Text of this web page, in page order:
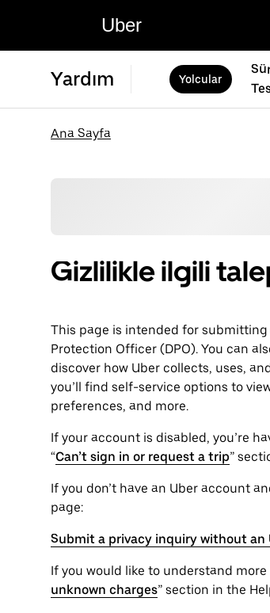
Uber
Yardım Yolcular
Ana Sayfa
Gizlilikle ilgili
This page is intended for
Protection Officer (​​DPO). You can
discover how Uber collects, uses,
you’ll find self-service options to
preferences, and more.
If your account is disabled, you’re
“Can’t sign in or request a trip”
If you don’t have an Uber account
page:
Submit a privacy inquiry without an
If you would like to understand
unknown charges” section in the